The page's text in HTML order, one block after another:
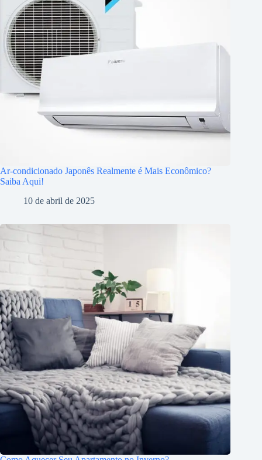
Ar-condicionado Japonês Realmente é Mais Econômico?
Saiba Aqui!
10 de abril de 2025